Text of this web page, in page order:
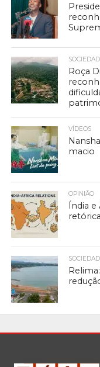
Roça
VÍDEOS
macio
OPINIÃO
Índia e
retórica